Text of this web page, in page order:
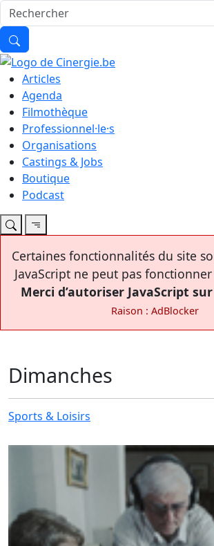
Articles
Agenda
Filmothèque
Professionnel·le·s
Organisations
Castings & Jobs
Boutique
Podcast
Certaines fonctionnalités du site
JavaScript ne peut pas
Merci d’autoriser JavaScript
Raison : AdBlocker
Dimanches
Sports & Loisirs